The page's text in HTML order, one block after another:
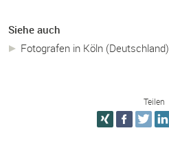
Siehe auch
Fotografen in Köln (Deutschland)
Teilen